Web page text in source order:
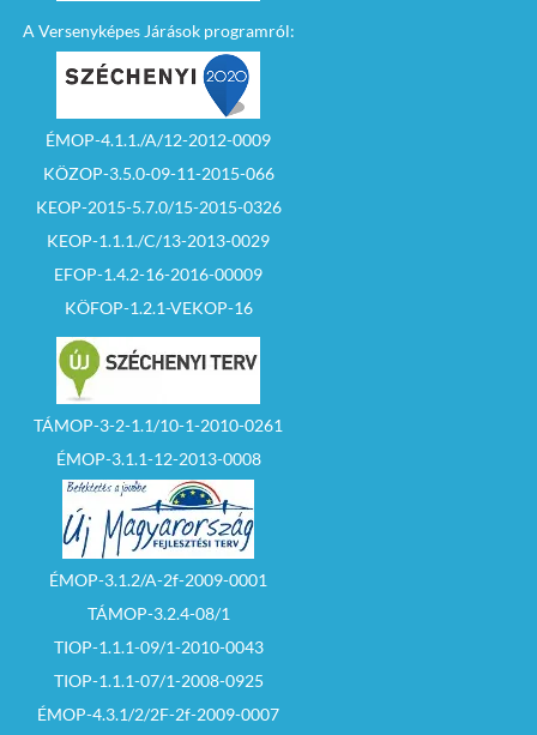
A Versenyképes Járások programról:
ÉMOP-4.1.1./A/12-2012-0009
KÖZOP-3.5.0-09-11-2015-066
KEOP-2015-5.7.0/15-2015-0326
KEOP-1.1.1./C/13-2013-0029
EFOP-1.4.2-16-2016-00009
KÖFOP-1.2.1-VEKOP-16
TÁMOP-3-2-1.1/10-1-2010-0261
ÉMOP-3.1.1-12-2013-0008
ÉMOP-3.1.2/A-2f-2009-0001
TÁMOP-3.2.4-08/1
TIOP-1.1.1-09/1-2010-0043
TIOP-1.1.1-07/1-2008-0925
ÉMOP-4.3.1/2/2F-2f-2009-0007